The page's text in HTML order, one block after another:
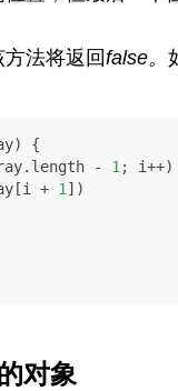
法将返回false。
{
- 1 ;
+ 1 ])
对象